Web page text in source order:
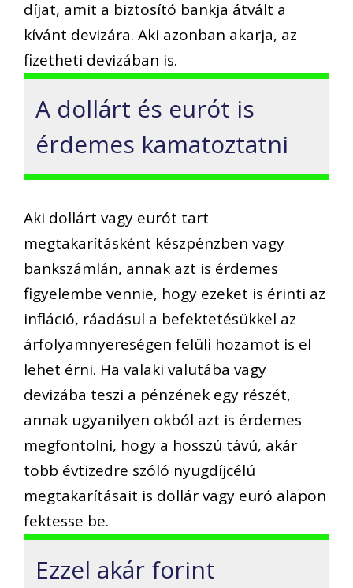
díjat, amit a biztosító bankja átvált a
kívánt devizára. Aki azonban akarja, az
fizetheti devizában is.
A dollárt és eurót is
érdemes kamatoztatni
Aki dollárt vagy eurót tart
megtakarításként készpénzben vagy
bankszámlán, annak azt is érdemes
figyelembe vennie, hogy ezeket is érinti az
infláció, ráadásul a befektetésükkel az
árfolyamnyereségen felüli hozamot is el
lehet érni. Ha valaki valutába vagy
devizába teszi a pénzének egy részét,
annak ugyanilyen okból azt is érdemes
megfontolni, hogy a hosszú távú, akár
több évtizedre szóló nyugdíjcélú
megtakarításait is dollár vagy euró alapon
fektesse be.
Ezzel akár forint